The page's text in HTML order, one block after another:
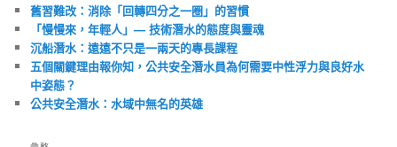
舊習難改：消除「回轉四分之一圈」的習慣
「慢慢來，年輕人」— 技術潛水的態度與靈魂
沉船潛水：遠遠不只是一兩天的專長課程
五個關鍵理由報你知，公共安全潛水員為何需要中性浮力與良好水
中姿態？
公共安全潛水：水域中無名的英雄